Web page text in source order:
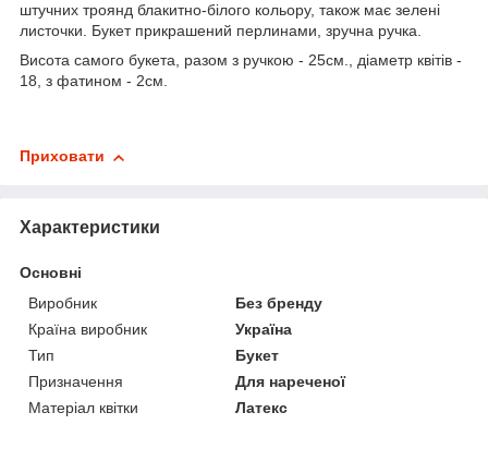
штучних троянд блакитно-білого кольору, також має зелені
листочки. Букет прикрашений перлинами, зручна ручка.
Висота самого букета, разом з ручкою - 25см., діаметр квітів -
18, з фатином - 2см.
Приховати
Характеристики
Основні
Виробник
Без бренду
Країна виробник
Україна
Тип
Букет
Призначення
Для нареченої
Матеріал квітки
Латекс